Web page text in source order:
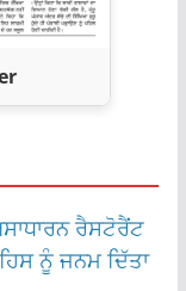
ਰੈਸਟੋਰੈਂਟ
ਨੂੰ ਜਨਮ ਦਿੱਤਾ